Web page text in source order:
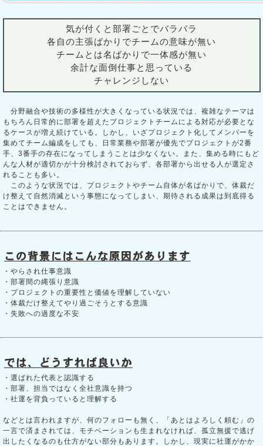
気が付くと部署ごとでバラバラ
各自の主張ばかりでチームの意味が無い
チームとは名ばかりで一体感が無い
余計な面倒仕事と思っている
チャレンジしない
分野融合や技術の多様性が大きくなっている状況では、複雑なテーマは
もちろん日常的に部署を超えたプロジェクトチームによる対応が必要とな
るケースが増え続けている。しかし、いざプロジェクト化してメンバーを
集めてチーム編成をしても、日常業務や部署が優先でプロジェクトが2番
手、3番手の存在になってしまうことは少なくない。また、集める時にもど
んな人材が適切かが十分検討されておらず、各部署から出せる人が選定さ
れることも多い。
このような状況では、プロジェクトやチーム自体が名ばかりで、体裁だ
け整えて自然消滅という事態になってしまい、期待される成果は到底得る
ことはできません。
・やらされ仕事意識
・部署間の縄張り意識
・プロジェクトの重要性と価値を理解していない
・体裁だけ整えてやり過ごそうとする意識
・失敗への過度な不安
・選ばれた代表と認識する
・部署、担当ではなく全社意識を持つ
・社運を背負っていると理解する
などとは言われますが、何のフォローも無く、「あとはよろしく頼む」の
一言で済まされては、モチベーションも生まれなければ、孤立無援で逃げ
出したくなるのも仕方がない部分もあります。しかし、現実に社運がかか